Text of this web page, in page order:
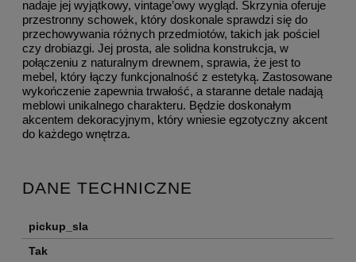
nadaje jej wyjątkowy, vintage’owy wygląd. Skrzynia oferuje
przestronny schowek, który doskonale sprawdzi się do
przechowywania różnych przedmiotów, takich jak pościel
czy drobiazgi. Jej prosta, ale solidna konstrukcja, w
połączeniu z naturalnym drewnem, sprawia, że jest to
mebel, który łączy funkcjonalność z estetyką. Zastosowane
wykończenie zapewnia trwałość, a staranne detale nadają
meblowi unikalnego charakteru. Będzie doskonałym
akcentem dekoracyjnym, który wniesie egzotyczny akcent
do każdego wnętrza.
DANE TECHNICZNE
pickup_sla
Tak